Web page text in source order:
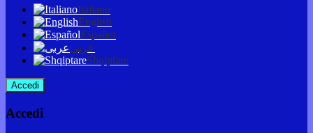
Italiano
English
Español
عربى
Shqiptare
Accedi
Accedi